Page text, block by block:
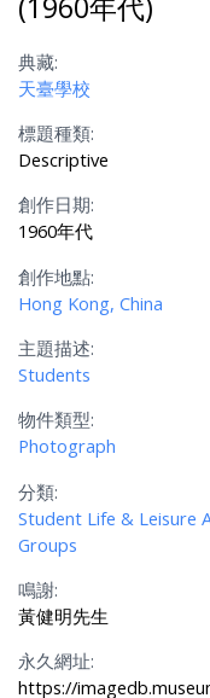
典藏:
天臺學校
標題種類:
Descriptive
創作日期:
1960年代
創作地點:
Hong Kong, China
主題描述:
Students
物件類型:
Photograph
分類:
Student Life & Leisure
Groups
鳴謝:
黃健明先生
永久網址:
https://